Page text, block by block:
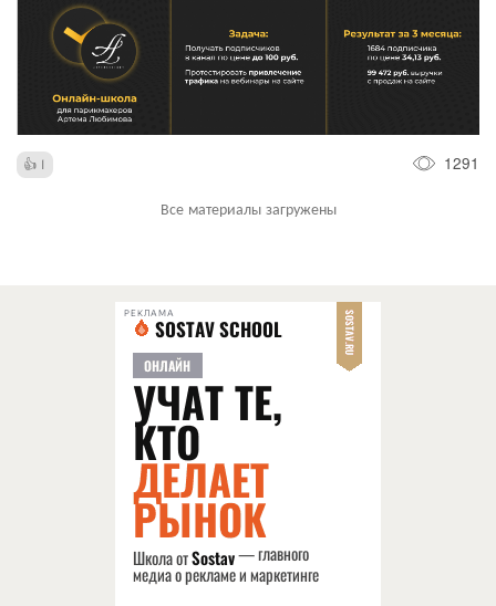
1 1291
Все материалы загружены
РЕКЛАМА